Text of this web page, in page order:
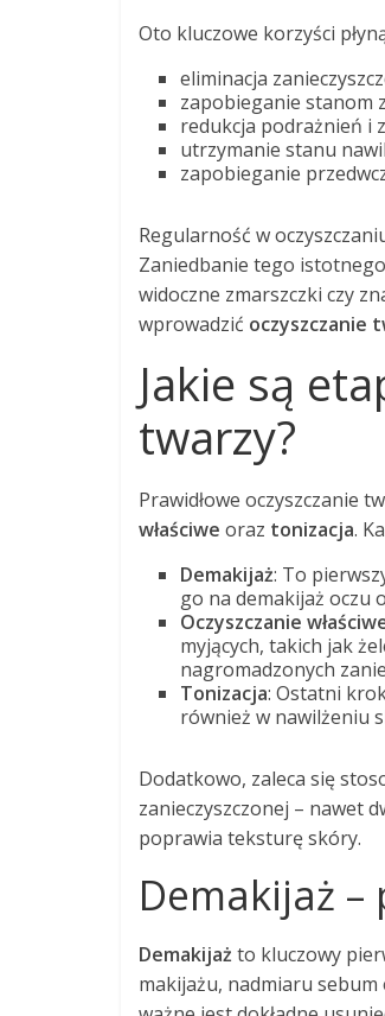
Oto kluczowe korzyści
eliminacja
zapobieganie stanom
redukcja podrażnień i
utrzymanie stanu
zapobieganie
Regularność w
Zaniedbanie tego
widoczne zmarszczki czy
wprowadzić oczyszczanie
Jakie są
twarzy?
Prawidłowe oczyszczanie
właściwe oraz tonizacja.
Demakijaż: To
go na demakijaż oczu
Oczyszczanie
myjących, takich jak
nagromadzonych
Tonizacja: Ostatni
również w nawilżeniu
Dodatkowo, zaleca się
zanieczyszczonej – nawet
poprawia teksturę skóry.
Demakijaż –
Demakijaż to kluczowy
makijażu, nadmiaru sebum